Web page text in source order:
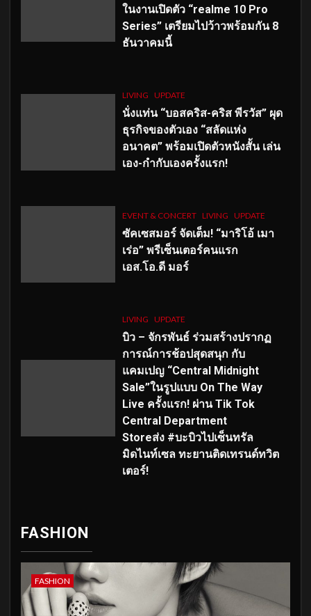
ในงานเปิดตัว “realme 10 Pro
Series” เตรียมไปว้าวพร้อมกัน 8
ธันวาคมนี้
LIVING UPDATE
นั่งแท่น “บอสคริส-คริส พีรวัส” ผุด
ธุรกิจของตัวเอง “สลัดแห่ง
อนาคต” พร้อมเปิดตัวหนังสั้น เล่น
เอง-กำกับเองครั้งแรก!
EVENT & CONCERT LIVING UPDATE
ซัคเซสมอร์ จัดเต็ม! “มาริโอ้ เมา
เร่อ” พรีเซ็นเตอร์คนแรก
เอส.โอ.ดี มอร์
LIVING UPDATE
บิว – จักรพันธ์ ร่วมสร้างปรากฏ
การณ์การช้อปสุดสนุก กับ
แคมเปญ “Central Midnight
Sale”ในรูปแบบ On The Way
Live ครั้งแรก! ผ่าน Tik Tok
Central Department
Storeส่ง #บะบิวไปเซ็นทรัล
มิดไนท์เซล ทะยานติดเทรนด์ทวิต
เตอร์!
FASHION
FASHION